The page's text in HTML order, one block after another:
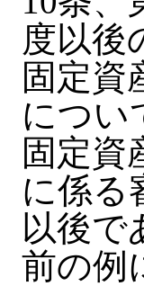
度以後
固定資
につい
固定資
に係る
以後で
前の例